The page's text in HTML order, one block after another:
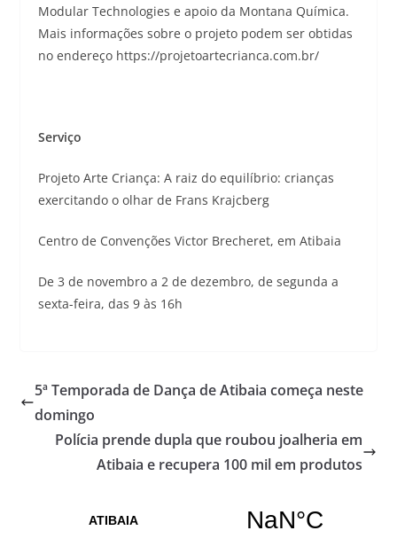
Modular Technologies e apoio da Montana Química.
Mais informações sobre o projeto podem ser obtidas
no endereço https://projetoartecrianca.com.br/
Serviço
Projeto Arte Criança: A raiz do equilíbrio: crianças
exercitando o olhar de Frans Krajcberg
Centro de Convenções Victor Brecheret, em Atibaia
De 3 de novembro a 2 de dezembro, de segunda a
sexta-feira, das 9 às 16h
5ª Temporada de Dança de Atibaia começa neste
domingo
Polícia prende dupla que roubou joalheria em
Atibaia e recupera 100 mil em produtos